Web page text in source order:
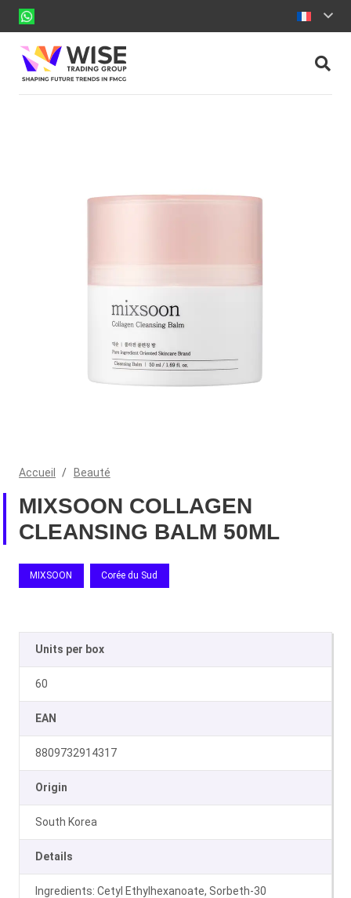
Accueil / Beauté
MIXSOON COLLAGEN
CLEANSING BALM 50ML
MIXSOON Corée du Sud
Units per box
60
EAN
8809732914317
Origin
South Korea
Details
Ingredients: Cetyl Ethylhexanoate, Sorbeth-30